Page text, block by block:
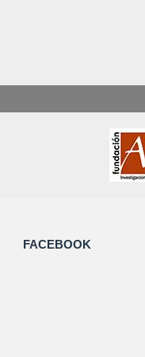
FACEBOOK